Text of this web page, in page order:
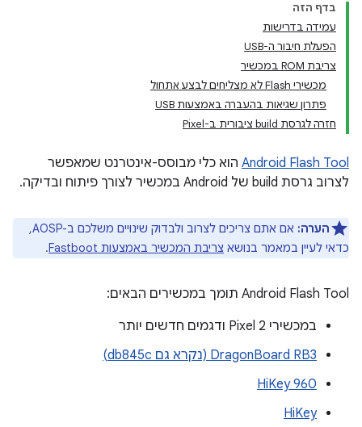
בדף הזה
עמידה בדרישות
הפעלת חיבור ה-USB
צריבת ROM במכשיר
מכשירי Flash לא מצליחים לבצע אתחול
פתרון שגיאות בהעברה באמצעות USB
חזרה לגרסת build ציבורית ב-Pixel
Android Flash Tool הוא כלי מבוסס-אינטרנט שמאפשר
לצרוב גרסת build של Android במכשיר לצורך פיתוח ובדיקה.
הערה:
אם אתם צריכים לצרוב ולבדוק שינויים משלכם ב-AOSP,
כדאי לעיין במאמר בנושא צריבת המכשיר באמצעות Fastboot .
‫Android Flash Tool תומך במכשירים הבאים:
במכשירי Pixel 2 ודגמים חדשים יותר
DragonBoard RB3 (נקרא גם db845c)
HiKey 960
HiKey